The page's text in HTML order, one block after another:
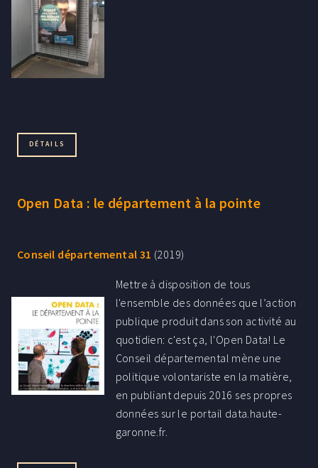
DÉTAILS
Open Data : le département à la pointe
Conseil départemental 31 (2019)
Mettre à disposition de tous
l'ensemble des données que l’action
publique produit dans son activité au
quotidien: c'est ça, l'Open Data! Le
Conseil départemental mène une
politique volontariste en la matière,
en publiant depuis 2016 ses propres
données sur le portail data.haute-
garonne.fr.